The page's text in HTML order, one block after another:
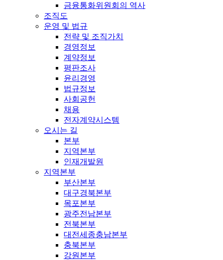
금융통화위원회의 역사
조직도
운영 및 법규
전략 및 조직가치
경영정보
계약정보
평판조사
윤리경영
법규정보
사회공헌
채용
전자계약시스템
오시는 길
본부
지역본부
인재개발원
지역본부
부산본부
대구경북본부
목포본부
광주전남본부
전북본부
대전세종충남본부
충북본부
강원본부